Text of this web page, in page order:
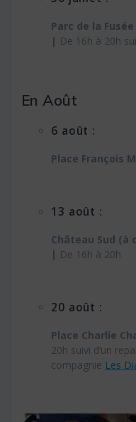
Parc de la
| De 16h à 20h
En Août
6 août :
Place François
13 août :
Château Sud
| De 16h à 20h
20 août :
Place Charlie
20h suivi d’un
compagnie Les